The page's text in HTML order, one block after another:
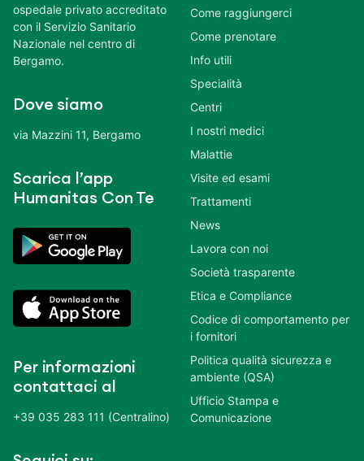
ospedale privato accreditato
con il Servizio Sanitario
Nazionale nel centro di
Bergamo.
Dove siamo
via Mazzini 11, Bergamo
Scarica l’app
Humanitas Con Te
Per informazioni
contattaci al
+39 035 283 111 (Centralino)
Come raggiungerci
Come prenotare
Info utili
Specialità
Centri
I nostri medici
Malattie
Visite ed esami
Trattamenti
News
Lavora con noi
Società trasparente
Etica e Compliance
Codice di comportamento per
i fornitori
Politica qualità sicurezza e
ambiente (QSA)
Ufficio Stampa e
Comunicazione